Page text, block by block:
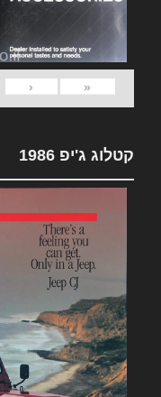
«
‹
קטלוג ג'יפ 1986